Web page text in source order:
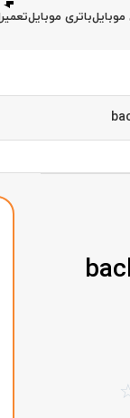
موبایلباتری موبایل